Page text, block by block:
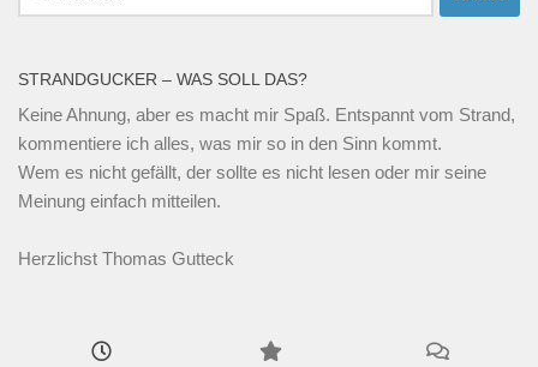
nach:
STRANDGUCKER – WAS SOLL DAS?
Keine Ahnung, aber es macht mir Spaß. Entspannt vom Strand,
kommentiere ich alles, was mir so in den Sinn kommt.
Wem es nicht gefällt, der sollte es nicht lesen oder mir seine
Meinung einfach mitteilen.
Herzlichst Thomas Gutteck